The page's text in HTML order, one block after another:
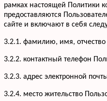
рамках настоящей Политики
предоставляются
сайте и включают в себя
3.2.1. фамилию, имя, отчество
3.2.2. контактный телефон
3.2.3. адрес электронной
3.2.4. место жительство